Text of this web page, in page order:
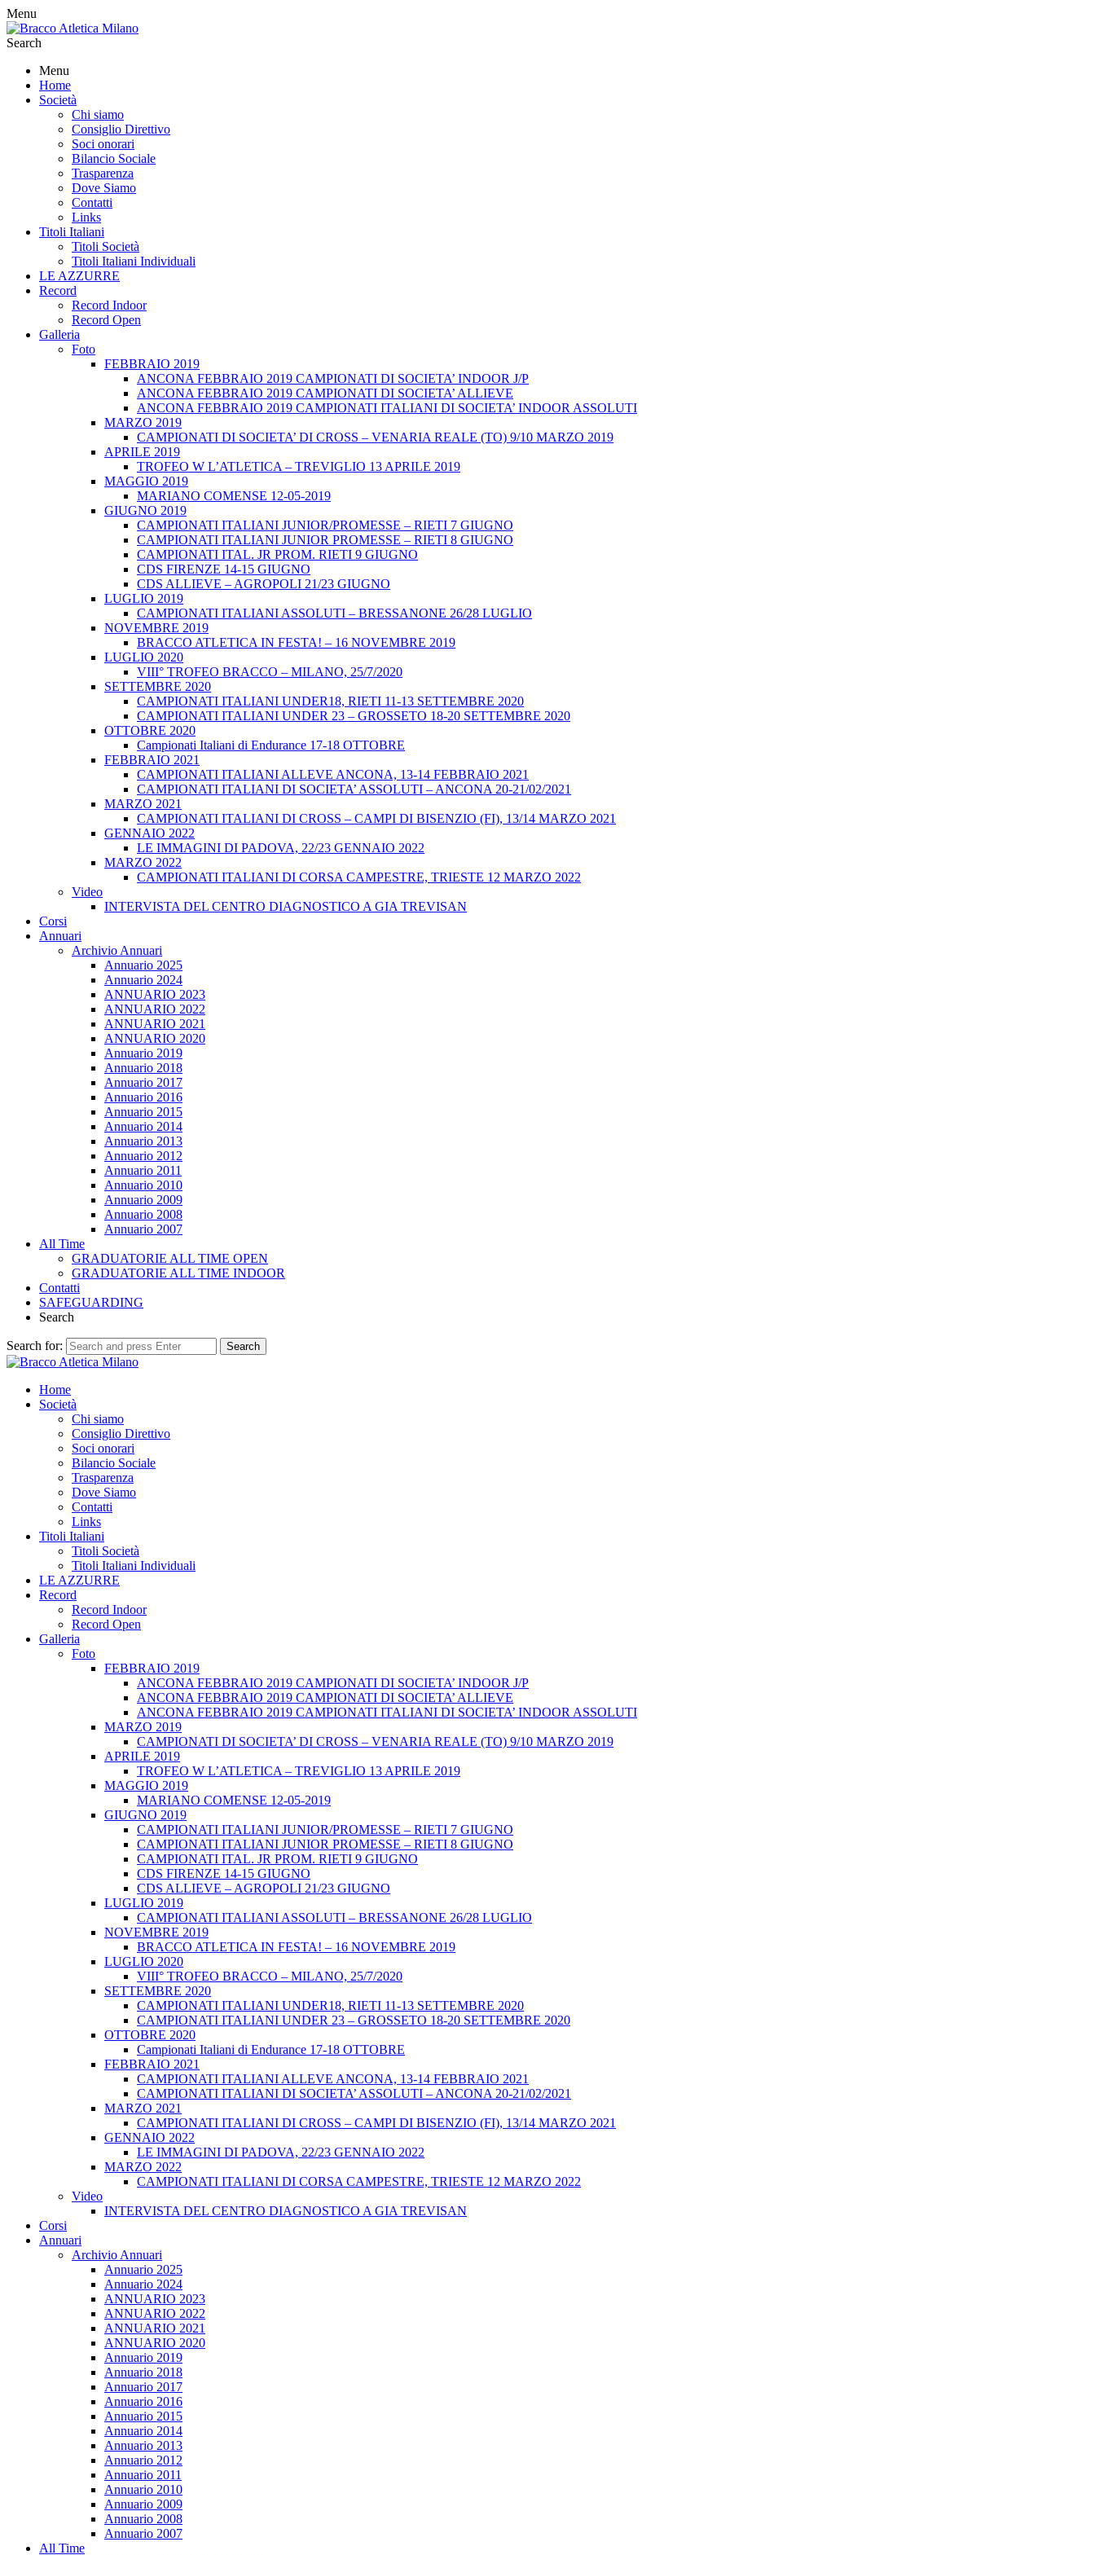
Menu
Search
Menu
Home
Società
Chi siamo
Consiglio Direttivo
Soci onorari
Bilancio Sociale
Trasparenza
Dove Siamo
Contatti
Links
Titoli Italiani
Titoli Società
Titoli Italiani Individuali
LE AZZURRE
Record
Record Indoor
Record Open
Galleria
Foto
FEBBRAIO 2019
ANCONA FEBBRAIO 2019 CAMPIONATI DI SOCIETA’ INDOOR J/P
ANCONA FEBBRAIO 2019 CAMPIONATI DI SOCIETA’ ALLIEVE
ANCONA FEBBRAIO 2019 CAMPIONATI ITALIANI DI SOCIETA’ INDOOR ASSOLUTI
MARZO 2019
CAMPIONATI DI SOCIETA’ DI CROSS – VENARIA REALE (TO) 9/10 MARZO 2019
APRILE 2019
TROFEO W L’ATLETICA – TREVIGLIO 13 APRILE 2019
MAGGIO 2019
MARIANO COMENSE 12-05-2019
GIUGNO 2019
CAMPIONATI ITALIANI JUNIOR/PROMESSE – RIETI 7 GIUGNO
CAMPIONATI ITALIANI JUNIOR PROMESSE – RIETI 8 GIUGNO
CAMPIONATI ITAL. JR PROM. RIETI 9 GIUGNO
CDS FIRENZE 14-15 GIUGNO
CDS ALLIEVE – AGROPOLI 21/23 GIUGNO
LUGLIO 2019
CAMPIONATI ITALIANI ASSOLUTI – BRESSANONE 26/28 LUGLIO
NOVEMBRE 2019
BRACCO ATLETICA IN FESTA! – 16 NOVEMBRE 2019
LUGLIO 2020
VIII° TROFEO BRACCO – MILANO, 25/7/2020
SETTEMBRE 2020
CAMPIONATI ITALIANI UNDER18, RIETI 11-13 SETTEMBRE 2020
CAMPIONATI ITALIANI UNDER 23 – GROSSETO 18-20 SETTEMBRE 2020
OTTOBRE 2020
Campionati Italiani di Endurance 17-18 OTTOBRE
FEBBRAIO 2021
CAMPIONATI ITALIANI ALLEVE ANCONA, 13-14 FEBBRAIO 2021
CAMPIONATI ITALIANI DI SOCIETA’ ASSOLUTI – ANCONA 20-21/02/2021
MARZO 2021
CAMPIONATI ITALIANI DI CROSS – CAMPI DI BISENZIO (FI), 13/14 MARZO 2021
GENNAIO 2022
LE IMMAGINI DI PADOVA, 22/23 GENNAIO 2022
MARZO 2022
CAMPIONATI ITALIANI DI CORSA CAMPESTRE, TRIESTE 12 MARZO 2022
Video
INTERVISTA DEL CENTRO DIAGNOSTICO A GIA TREVISAN
Corsi
Annuari
Archivio Annuari
Annuario 2025
Annuario 2024
ANNUARIO 2023
ANNUARIO 2022
ANNUARIO 2021
ANNUARIO 2020
Annuario 2019
Annuario 2018
Annuario 2017
Annuario 2016
Annuario 2015
Annuario 2014
Annuario 2013
Annuario 2012
Annuario 2011
Annuario 2010
Annuario 2009
Annuario 2008
Annuario 2007
All Time
GRADUATORIE ALL TIME OPEN
GRADUATORIE ALL TIME INDOOR
Contatti
SAFEGUARDING
Search
Search for: Search
Home
Società
Chi siamo
Consiglio Direttivo
Soci onorari
Bilancio Sociale
Trasparenza
Dove Siamo
Contatti
Links
Titoli Italiani
Titoli Società
Titoli Italiani Individuali
LE AZZURRE
Record
Record Indoor
Record Open
Galleria
Foto
FEBBRAIO 2019
ANCONA FEBBRAIO 2019 CAMPIONATI DI SOCIETA’ INDOOR J/P
ANCONA FEBBRAIO 2019 CAMPIONATI DI SOCIETA’ ALLIEVE
ANCONA FEBBRAIO 2019 CAMPIONATI ITALIANI DI SOCIETA’ INDOOR ASSOLUTI
MARZO 2019
CAMPIONATI DI SOCIETA’ DI CROSS – VENARIA REALE (TO) 9/10 MARZO 2019
APRILE 2019
TROFEO W L’ATLETICA – TREVIGLIO 13 APRILE 2019
MAGGIO 2019
MARIANO COMENSE 12-05-2019
GIUGNO 2019
CAMPIONATI ITALIANI JUNIOR/PROMESSE – RIETI 7 GIUGNO
CAMPIONATI ITALIANI JUNIOR PROMESSE – RIETI 8 GIUGNO
CAMPIONATI ITAL. JR PROM. RIETI 9 GIUGNO
CDS FIRENZE 14-15 GIUGNO
CDS ALLIEVE – AGROPOLI 21/23 GIUGNO
LUGLIO 2019
CAMPIONATI ITALIANI ASSOLUTI – BRESSANONE 26/28 LUGLIO
NOVEMBRE 2019
BRACCO ATLETICA IN FESTA! – 16 NOVEMBRE 2019
LUGLIO 2020
VIII° TROFEO BRACCO – MILANO, 25/7/2020
SETTEMBRE 2020
CAMPIONATI ITALIANI UNDER18, RIETI 11-13 SETTEMBRE 2020
CAMPIONATI ITALIANI UNDER 23 – GROSSETO 18-20 SETTEMBRE 2020
OTTOBRE 2020
Campionati Italiani di Endurance 17-18 OTTOBRE
FEBBRAIO 2021
CAMPIONATI ITALIANI ALLEVE ANCONA, 13-14 FEBBRAIO 2021
CAMPIONATI ITALIANI DI SOCIETA’ ASSOLUTI – ANCONA 20-21/02/2021
MARZO 2021
CAMPIONATI ITALIANI DI CROSS – CAMPI DI BISENZIO (FI), 13/14 MARZO 2021
GENNAIO 2022
LE IMMAGINI DI PADOVA, 22/23 GENNAIO 2022
MARZO 2022
CAMPIONATI ITALIANI DI CORSA CAMPESTRE, TRIESTE 12 MARZO 2022
Video
INTERVISTA DEL CENTRO DIAGNOSTICO A GIA TREVISAN
Corsi
Annuari
Archivio Annuari
Annuario 2025
Annuario 2024
ANNUARIO 2023
ANNUARIO 2022
ANNUARIO 2021
ANNUARIO 2020
Annuario 2019
Annuario 2018
Annuario 2017
Annuario 2016
Annuario 2015
Annuario 2014
Annuario 2013
Annuario 2012
Annuario 2011
Annuario 2010
Annuario 2009
Annuario 2008
Annuario 2007
All Time